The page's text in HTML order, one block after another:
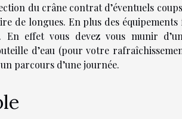
du crâne contrat d’éventuels
de longues. En plus des
En effet vous devez vous munir
d’eau (pour votre
parcours d’une journée.